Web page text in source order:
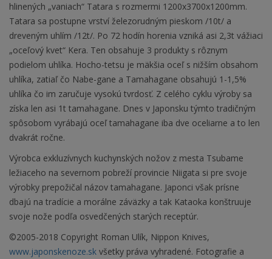
hlinených „vaniach“ Tatara s rozmermi 1200x3700x1200mm.
Tatara sa postupne vrství železorudným pieskom /10t/ a
dreveným uhlím /12t/. Po 72 hodín horenia vzniká asi 2,3t vážiaci
„oceľový kvet“ Kera. Ten obsahuje 3 produkty s rôznym
podielom uhlíka. Hocho-tetsu je mäkšia oceľ s nižším obsahom
uhlíka, zatiaľ čo Nabe-gane a Tamahagane obsahujú 1-1,5%
uhlíka čo im zaručuje vysokú tvrdosť. Z celého cyklu výroby sa
získa len asi 1t tamahagane. Dnes v Japonsku týmto tradičným
spôsobom vyrábajú oceľ tamahagane iba dve oceliarne a to len
dvakrát ročne.
Výrobca exkluzívnych kuchynských nožov z mesta Tsubame
ležiaceho na severnom pobreží provincie Niigata si pre svoje
výrobky prepožičal názov tamahagane. Japonci však prísne
dbajú na tradície a morálne záväzky a tak Kataoka konštruuje
svoje nože podľa osvedčených starých receptúr.
©2005-2018 Copyright Roman Ulík, Nippon Knives,
www.japonskenoze.sk všetky práva vyhradené. Fotografie a